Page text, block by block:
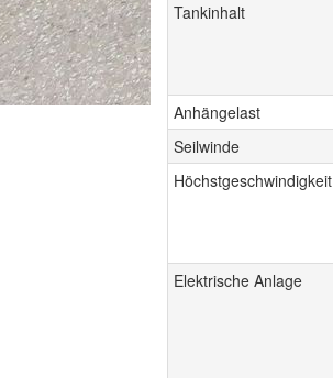
Tankinhalt
Anhängelast
Seilwinde
Höchstgeschwindigkeit
Elektrische Anlage